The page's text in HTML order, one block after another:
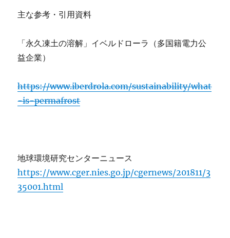
主な参考・引用資料
「永久凍土の溶解」イベルドローラ（多国籍電力公
益企業）
https://www.iberdrola.com/sustainability/what
-is-permafrost
地球環境研究センターニュース
https://www.cger.nies.go.jp/cgernews/201811/3
35001.html